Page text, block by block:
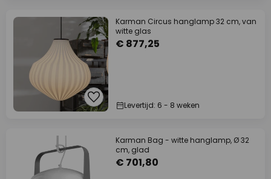
Karman Circus hanglamp 32 cm, van
witte glas
€ 877,25
Levertijd: 6 - 8 weken
Karman Bag - witte hanglamp, Ø 32
cm, glad
€ 701,80